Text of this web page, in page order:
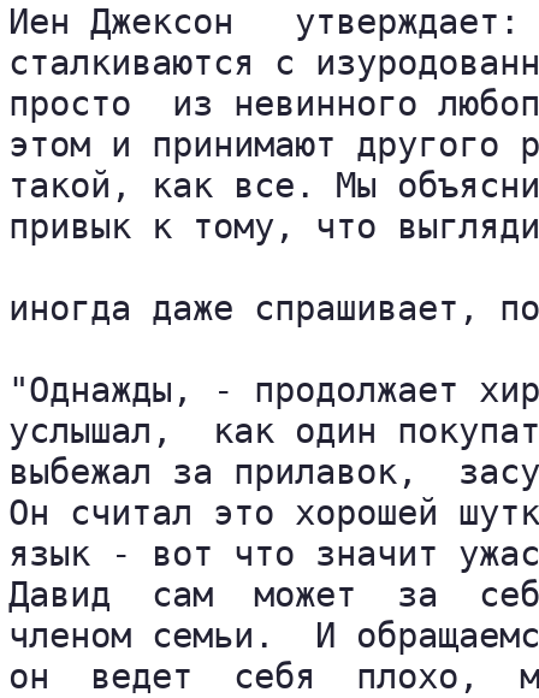
Иен Джексон
сталкиваются с
просто  из невинного
этом и принимают
такой, как все. Мы
привык к тому, что
иногда даже спрашивает,
"Однажды, - продолжает
услышал,  как один
выбежал за прилавок,
Он считал это хорошей
язык - вот что значит
Давид  сам  может  за
членом семьи.  И
он  ведет  себя  плохо,